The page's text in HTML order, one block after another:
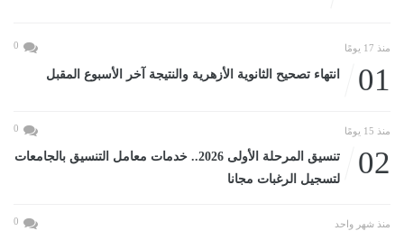
منذ 17 يومًا 0
01 انتهاء تصحيح الثانوية الأزهرية والنتيجة آخر الأسبوع المقبل
منذ 15 يومًا 0
02
تنسيق المرحلة الأولى 2026.. خدمات معامل التنسيق بالجامعات
لتسجيل الرغبات مجانا
منذ شهر واحد 0